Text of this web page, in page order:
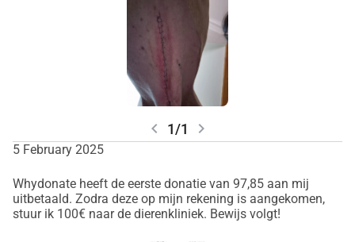
chevron_left 1/1 chevron_right
5 February 2025
Whydonate heeft de eerste donatie van 97,85 aan mij
uitbetaald. Zodra deze op mijn rekening is aangekomen,
stuur ik 100€ naar de dierenkliniek. Bewijs volgt!